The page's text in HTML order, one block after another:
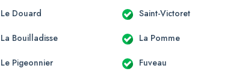
Le Douard Saint-Victoret
La Bouilladisse La Pomme
Le Pigeonnier Fuveau